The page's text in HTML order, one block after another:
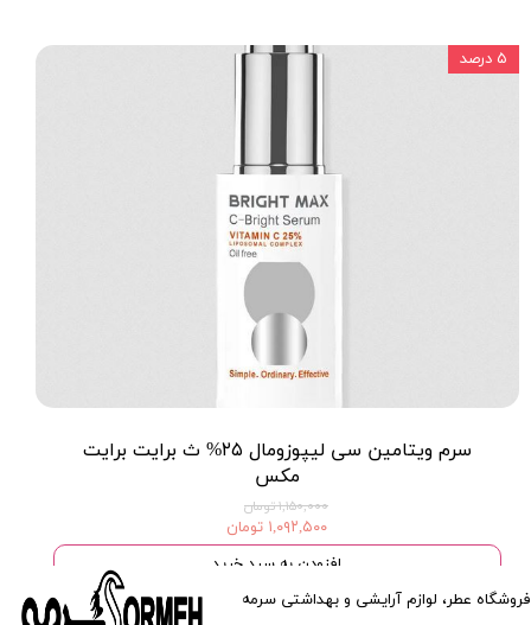
سرم ویتامین سی لیپوزومال ۲۵% ث برایت برایت
مکس
۱,۱۵۰,۰۰۰ تومان
۱,۰۹۲,۵۰۰ تومان
افزودن به سبد خرید
۵ درصد
فروشگاه عطر، لوازم آرایشی و بهداشتی سرمه